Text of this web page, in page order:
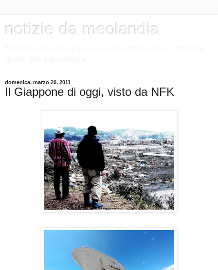
notizie da meolandia
domenica, marzo 20, 2011
Il Giappone di oggi, visto da NFK